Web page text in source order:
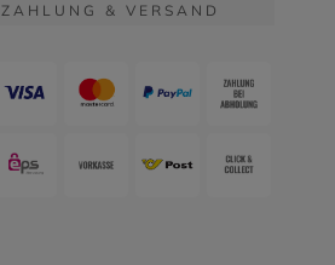
ZAHLUNG & VERSAND